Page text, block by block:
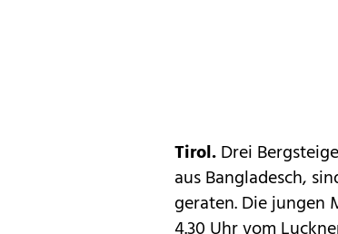
Tirol.Drei
aus Bangladesch,
geraten. Die jungen